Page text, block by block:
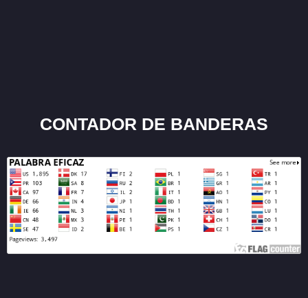
CONTADOR DE BANDERAS